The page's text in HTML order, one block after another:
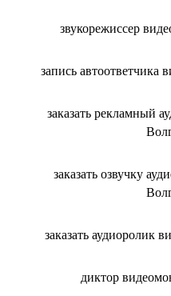
звукорежиссер
запись автоответчика
заказать рекламный
заказать озвучку
заказать аудиоролик
диктор